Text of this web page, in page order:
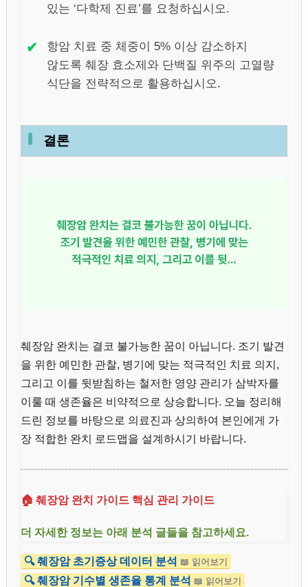
있는 ‘다학제 진료’를 요청하십시오.
✔
항암 치료 중 체중이 5% 이상 감소하지
않도록 췌장 효소제와 단백질 위주의 고열량
식단을 전략적으로 활용하십시오.
결론
췌장암 완치는 결코 불가능한 꿈이 아닙니다. 조기 발견
을 위한 예민한 관찰, 병기에 맞는 적극적인 치료 의지,
그리고 이를 뒷받침하는 철저한 영양 관리가 삼박자를
이룰 때 생존율은 비약적으로 상승합니다. 오늘 정리해
드린 정보를 바탕으로 의료진과 상의하여 본인에게 가
장 적합한 완치 로드맵을 설계하시기 바랍니다.
🏠 췌장암 완치 가이드 핵심 관리 가이드
더 자세한 정보는 아래 분석 글들을 참고하세요.
🔍 췌장암 초기증상 데이터 분석 📖 읽어보기
🔍 췌장암 기수별 생존율 통계 분석 📖 읽어보기